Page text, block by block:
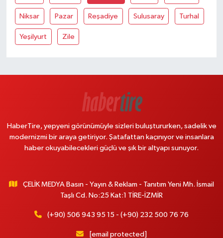
Niksar Pazar Reşadiye Sulusaray Turhal
Yeşilyurt Zile
HaberTire, yepyeni görünümüyle sizleri buluştururken, sadelik ve
modernizmi bir araya getiriyor. Şatafattan kaçınıyor ve insanlara
haber okuyabilecekleri güçlü ve şık bir altyapı sunuyor.
ÇELİK MEDYA Basın - Yayın & Reklam - Tanıtım Yeni Mh. İsmail
Taşlı Cd. No:25 Kat:1 TİRE-İZMİR
(+90) 506 943 95 15 - (+90) 232 500 76 76
[email protected]